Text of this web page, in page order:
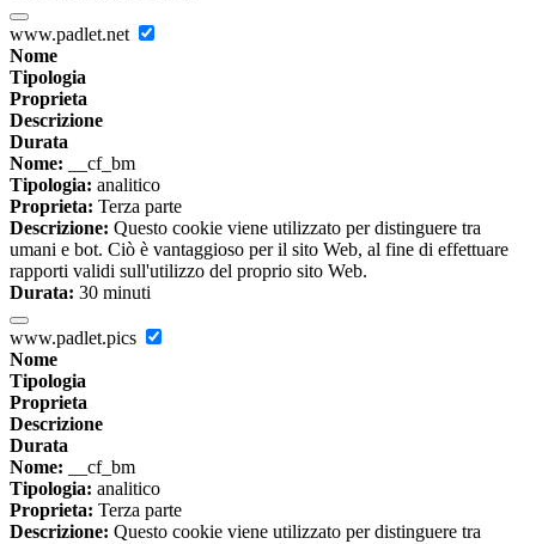
www.padlet.net
Nome
Tipologia
Proprieta
Descrizione
Durata
Nome: __cf_bm
Tipologia: analitico
Proprieta: Terza parte
Descrizione: Questo cookie viene utilizzato per distinguere tra
umani e bot. Ciò è vantaggioso per il sito Web, al fine di effettuare
rapporti validi sull'utilizzo del proprio sito Web.
Durata: 30 minuti
www.padlet.pics
Nome
Tipologia
Proprieta
Descrizione
Durata
Nome: __cf_bm
Tipologia: analitico
Proprieta: Terza parte
Descrizione: Questo cookie viene utilizzato per distinguere tra